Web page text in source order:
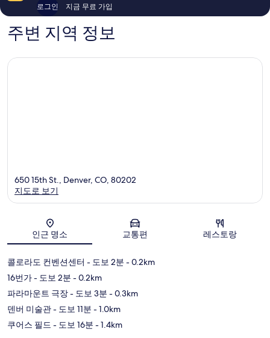
개
로그인 지금 무료 가입
주변 지역 정보
지도
650 15th St., Denver, CO, 80202
지도로 보기
인근 명소 교통편 레스토랑
콜로라도 컨벤션센터 - 도보 2분 - 0.2km
16번가- 도보 2분 - 0.2km
파라마운트 극장- 도보 3분 - 0.3km
덴버 미술관- 도보 11분 - 1.0km
쿠어스 필드 - 도보 16분 - 1.4km